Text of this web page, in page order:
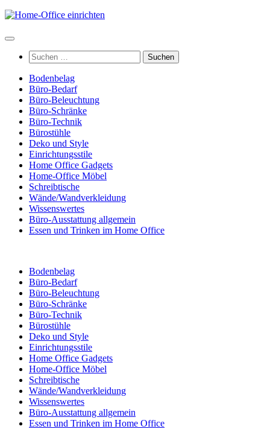
Zum
springen
Suchen
nach:
Bodenbelag
Büro-Bedarf
Büro-Beleuchtung
Büro-Schränke
Büro-Technik
Bürostühle
Deko und Style
Einrichtungsstile
Home Office Gadgets
Home-Office Möbel
Schreibtische
Wände/Wandverkleidung
Wissenswertes
Büro-Ausstattung allgemein
Essen und Trinken im Home Office
Bodenbelag
Büro-Bedarf
Büro-Beleuchtung
Büro-Schränke
Büro-Technik
Bürostühle
Deko und Style
Einrichtungsstile
Home Office Gadgets
Home-Office Möbel
Schreibtische
Wände/Wandverkleidung
Wissenswertes
Büro-Ausstattung allgemein
Essen und Trinken im Home Office